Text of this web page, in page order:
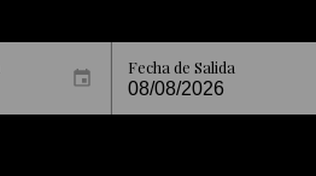
Fecha de Salida